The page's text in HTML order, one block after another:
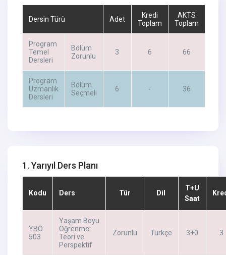
Dersin Türü Adet
Kredi
Toplam
AKTS
Toplam
Program
Temel
Dersleri
Bölüm
Zorunlu
3 6 66
Program
Uzmanlık
Dersleri
Bölüm
Seçmeli
6 - 36
1. Yarıyıl Ders Planı
Kodu Ders Tür Dil
T+U
Saat
YBO
503
Yaşam Boyu
Öğrenme:
Teori ve
Perspektif
Zorunlu Türkçe 3+0 3